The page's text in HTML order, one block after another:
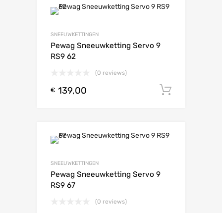
SNEEUWKETTINGEN
Pewag Sneeuwketting Servo 9
RS9 62
(0 reviews)
€ 139,00
SNEEUWKETTINGEN
Pewag Sneeuwketting Servo 9
RS9 67
(0 reviews)